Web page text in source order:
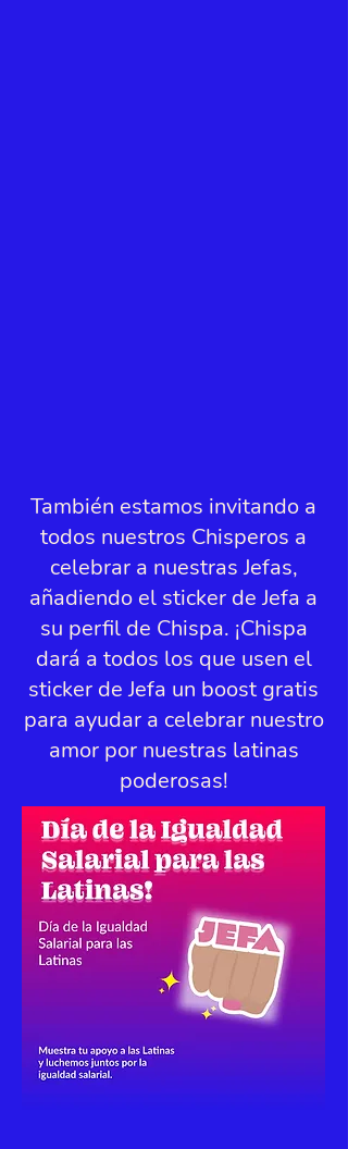
También estamos invitando a
todos nuestros Chisperos a
celebrar a nuestras Jefas,
añadiendo el sticker de Jefa a
su perfil de Chispa. ¡Chispa
dará a todos los que usen el
sticker de Jefa un boost gratis
para ayudar a celebrar nuestro
amor por nuestras latinas
poderosas!